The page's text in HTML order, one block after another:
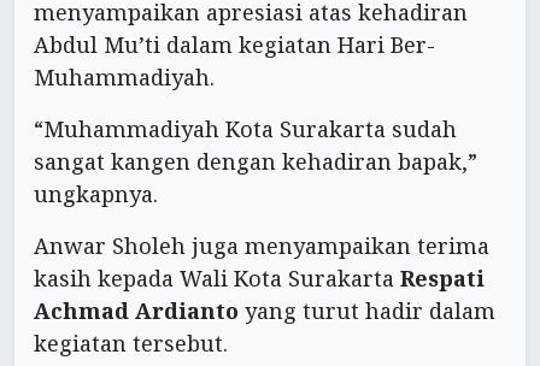
menyampaikan apresiasi atas kehadiran
Abdul Mu’ti dalam kegiatan Hari Ber-
Muhammadiyah.
“Muhammadiyah Kota Surakarta sudah
sangat kangen dengan kehadiran bapak,”
ungkapnya.
Anwar Sholeh juga menyampaikan terima
kasih kepada Wali Kota Surakarta Respati
Achmad Ardianto yang turut hadir dalam
kegiatan tersebut.